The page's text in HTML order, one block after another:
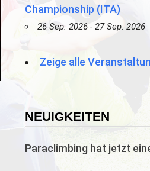
Championship (ITA)
26 Sep. 2026 - 27 Sep. 2026
Zeige alle
NEUIGKEITEN
Paraclimbing hat jetzt